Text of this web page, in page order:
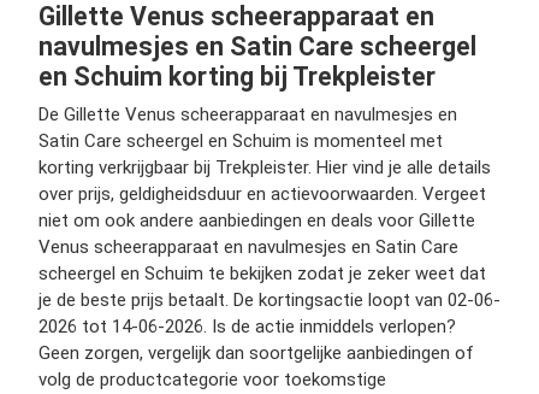
Gillette Venus scheerapparaat en
navulmesjes en Satin Care scheergel
en Schuim korting bij Trekpleister
De Gillette Venus scheerapparaat en navulmesjes en
Satin Care scheergel en Schuim is momenteel met
korting verkrijgbaar bij Trekpleister. Hier vind je alle details
over prijs, geldigheidsduur en actievoorwaarden. Vergeet
niet om ook andere aanbiedingen en deals voor Gillette
Venus scheerapparaat en navulmesjes en Satin Care
scheergel en Schuim te bekijken zodat je zeker weet dat
je de beste prijs betaalt. De kortingsactie loopt van 02-06-
2026 tot 14-06-2026. Is de actie inmiddels verlopen?
Geen zorgen, vergelijk dan soortgelijke aanbiedingen of
volg de productcategorie voor toekomstige